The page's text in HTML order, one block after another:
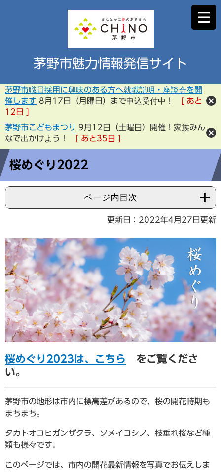
茅野市魅力情報発信サイト
茅野市職員採用に興味のある方へ就職説明・座談会を開
催します 8月17日（月曜日）まで申込受付中！
あと
12 日
茅野市こどもまつり 9月12日（土曜日）開催！家族みん
なで出かけよう！
あと35 日
桜めぐり2022
ページ内目次
更新日：2022年4月27日更新
桜めぐり2023は、こちら をご覧くださ
い。
茅野市の地形は市内に標高差があるので、桜の開花時期も
まちまち。
タカトオコヒガンザクラ、ソメイヨシノ、枝垂れ桜など種
類も様々です。
このページでは、市内の開花最新情報を写真でお伝えしま